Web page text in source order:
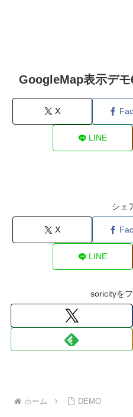
GoogleMap表示デモ
X
LINE
シェ
X
LINE
soricityを
ホーム DEMO